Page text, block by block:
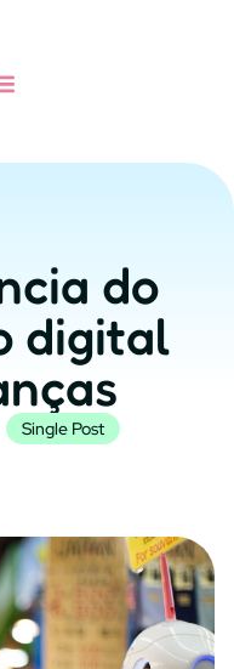
do
digital
Single Post